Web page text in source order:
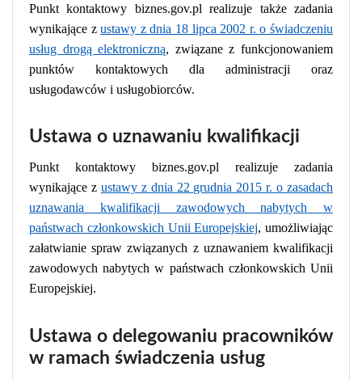
Punkt kontaktowy biznes.gov.pl realizuje także zadania
wynikające zustawy z dnia 18 lipca 2002 r. o świadczeniu
usług drogą elektroniczną, związane z funkcjonowaniem
punktów kontaktowych dla administracji oraz
usługodawców i usługobiorców.
Ustawa o uznawaniu kwalifikacji
Punkt kontaktowy biznes.gov.pl realizuje zadania
wynikające z ustawy z dnia 22 grudnia 2015 r. o zasadach
uznawania kwalifikacji zawodowych nabytych w
państwach członkowskich Unii Europejskiej, umożliwiając
załatwianie spraw związanych z uznawaniem kwalifikacji
zawodowych nabytych w państwach członkowskich Unii
Europejskiej.
Ustawa o delegowaniu pracowników
w ramach świadczenia usług